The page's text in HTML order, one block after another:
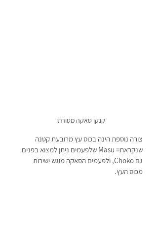
קנקן סאקה מסורתי
צורה נוספת הינה בכוס עץ מרובעת קטנה
שנקראת= Masu שלפעמים ניתן למצוא בפנים
גם Choko, ולפעמים הסאקה מוגש ישירות
מכוס העץ.